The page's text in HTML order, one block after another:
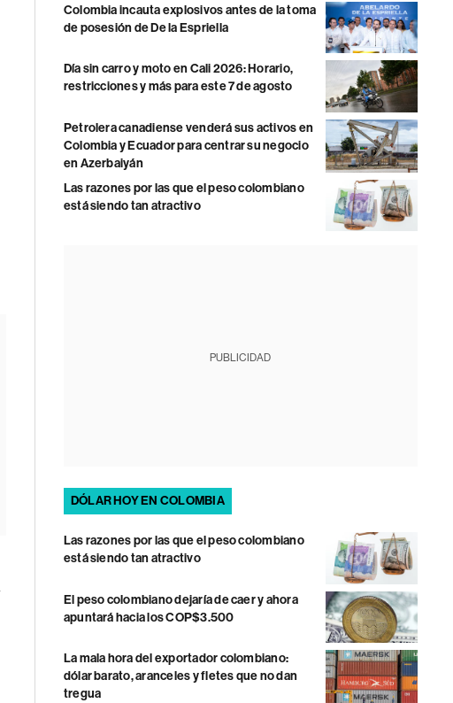
Colombia incauta explosivos antes de la toma
de posesión de De la Espriella
Día sin carro y moto en Cali 2026: Horario,
restricciones y más para este 7 de agosto
Petrolera canadiense venderá sus activos en
Colombia y Ecuador para centrar su negocio
en Azerbaiyán
Las razones por las que el peso colombiano
está siendo tan atractivo
PUBLICIDAD
DÓLAR HOY EN COLOMBIA
Las razones por las que el peso colombiano
está siendo tan atractivo
El peso colombiano dejaría de caer y ahora
apuntará hacia los COP$3.500
La mala hora del exportador colombiano:
dólar barato, aranceles y fletes que no dan
tregua